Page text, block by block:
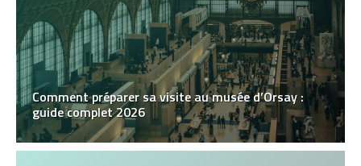
Comment préparer sa visite au musée d’Orsay :
guide complet 2026